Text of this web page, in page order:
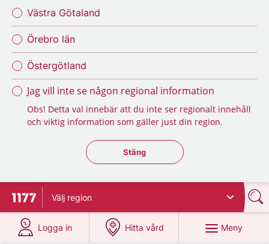
Västra Götaland
Örebro län
Östergötland
Jag vill inte se någon regional information
Obs! Detta val innebär att du inte ser regionalt innehåll
och viktig information som gäller just din region.
Stäng regionsväljaren
Stäng
Till startsidan för 1177
Välj region
Logga in
på 1177.se
Hitta vård
på 1177.se
Meny